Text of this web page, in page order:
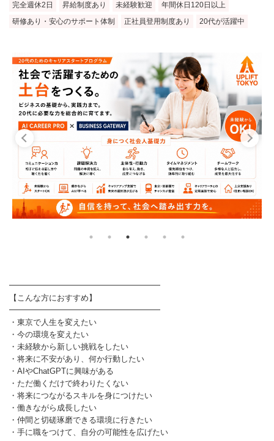
完全週休2日 昇給制度あり 未経験歓迎
年間休日120日以上
研修あり・安心のサポート体制
正社員登用制度あり 20代が活躍中
━━━━━━━━━━━━━━━━━━━
【こんな方におすすめ】
━━━━━━━━━━━━━━━━━━━
・東京で人生を変えたい
・今の環境を変えたい
・未経験から新しい挑戦をしたい
・将来に不安があり、何か行動したい
・AIやChatGPTに興味がある
・ただ働くだけで終わりたくない
・将来につながるスキルを身につけたい
・働きながら成長したい
・仲間と切磋琢磨できる環境に行きたい
・手に職をつけて、自分の可能性を広げたい